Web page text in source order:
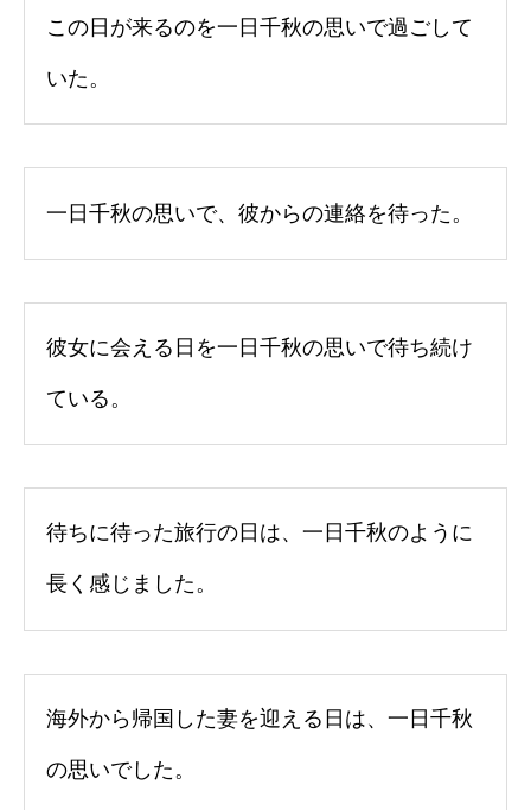
この日が来るのを一日千秋の思いで過ごして
いた。
一日千秋の思いで、彼からの連絡を待った。
彼女に会える日を一日千秋の思いで待ち続け
ている。
待ちに待った旅行の日は、一日千秋のように
長く感じました。
海外から帰国した妻を迎える日は、一日千秋
の思いでした。